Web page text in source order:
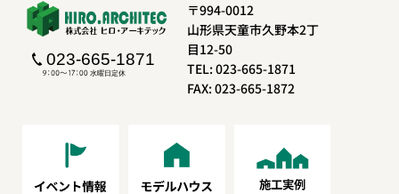
〒994-0012
山形県天童市久野本2丁
目12-50
TEL: 023-665-1871
FAX: 023-665-1872